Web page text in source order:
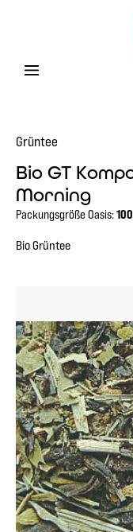
Grüntee
Bio GT
Morning
Packungsgröße Oasis:
Bio Grüntee